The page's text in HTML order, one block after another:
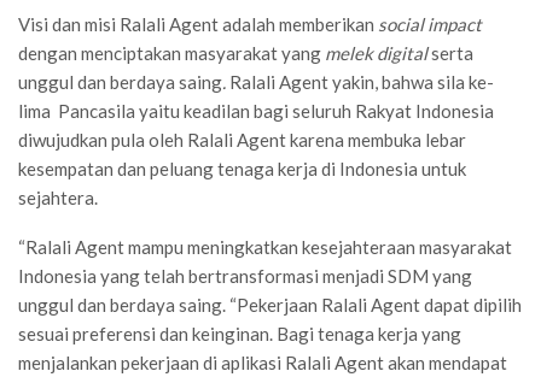
Visi dan misi Ralali Agent adalah memberikan social impact
dengan menciptakan masyarakat yang melek digitalserta
unggul dan berdaya saing. Ralali Agent yakin, bahwa sila ke-
lima Pancasila yaitu keadilan bagi seluruh Rakyat Indonesia
diwujudkan pula oleh Ralali Agent karena membuka lebar
kesempatan dan peluang tenaga kerja di Indonesia untuk
sejahtera.
“Ralali Agent mampu meningkatkan kesejahteraan masyarakat
Indonesia yang telah bertransformasi menjadi SDM yang
unggul dan berdaya saing. “Pekerjaan Ralali Agent dapat dipilih
sesuai preferensi dan keinginan. Bagi tenaga kerja yang
menjalankan pekerjaan di aplikasi Ralali Agent akan mendapat